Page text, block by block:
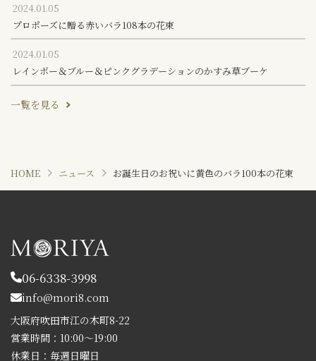
2024.01.05
プロポーズに贈る赤いバラ108本の花束
2024.01.05
レインボー＆ブルー＆ピンクグラデーションのかすみ草ブーケ
一覧を見る
HOME ニュース お誕生日のお祝いに黄色のバラ100本の花束
06-6338-3998
info@mori8.com
大阪府吹田市江の木町8-22
営業時間：10:00～19:00
休業日：毎週日曜日